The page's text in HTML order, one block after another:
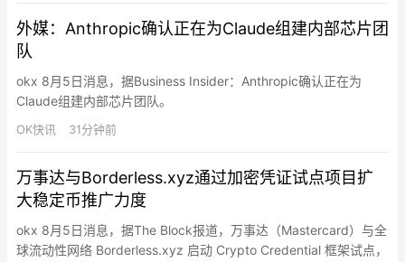
外媒：Anthropic确认正在为Claude组建内部芯片团
队
okx 8月5日消息，据Business Insider：Anthropic确认正在为
Claude组建内部芯片团队。
OK快讯 31分钟前
万事达与Borderless.xyz通过加密凭证试点项目扩
大稳定币推广力度
okx 8月5日消息，据The Block报道，万事达（Mastercard）与全
球流动性网络 Borderless.xyz 启动 Crypto Credential 框架试点，